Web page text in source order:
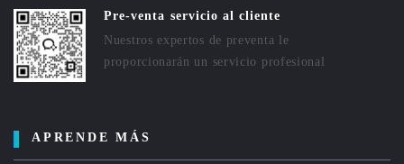
Pre-venta servicio al cliente
Nuestros expertos de preventa le
proporcionarán un servicio profesional
APRENDE MÁS